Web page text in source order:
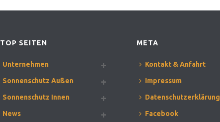
TOP SEITEN
Unternehmen
Sonnenschutz Außen
Sonnenschutz Innen
News
META
Kontakt & Anfahrt
Impressum
Datenschutzerklärung
Facebook